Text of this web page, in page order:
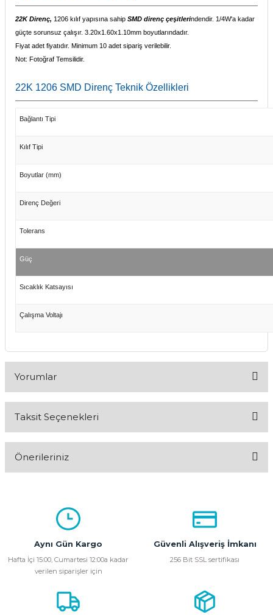
22K Direnç, 1206 kılıf yapısına sahip SMD direnç çeşitlerindendir. 1/4W'a kadar
güçte sorunsuz çalışır. 3.20x1.60x1.10mm boyutlarındadır.
Fiyat adet fiyatıdır. Minimum 10 adet sipariş verilebilir.
Not: Fotoğraf Temsilidir.
22K 1206 SMD Direnç Teknik Özellikleri
Bağlantı Tipi
Kılıf Tipi
Boyutlar (mm)
Direnç Değeri
Tolerans
Güç
Sıcaklık Katsayısı
Çalışma Voltajı
Yorumlar
Taksit Seçenekleri
Önerileriniz
kullanarak tarafımıza iletebilirsiniz.
Görüş ve önerileriniz için teşekkür ederiz.
Ürün açıklamasında eksik bilgiler bulunuyor.
Ürün bilgilerinde hatalar bulunuyor.
Ürün fiyatı diğer sitelerden daha pahalı.
Aynı Gün Kargo
Hafta İçi 15:00, Cumartesi 12:00a kadar
verilen siparişler için
Güvenli Alışveriş İmkanı
256 Bit SSL sertifikası